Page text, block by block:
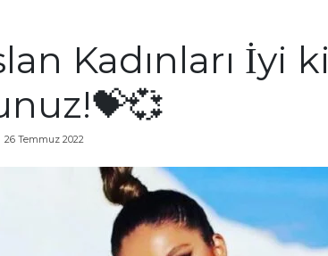
Kadınları İyi ki
26 Temmuz 2022